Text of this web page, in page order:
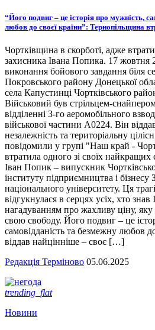
“Його подвиг – це історія про мужність,
любов до своєї країни”: Тернопільщина
Чортківщина в скорботі, адже
захисника Івана Попика. 17 жовтня
виконання бойового завдання біля
Покровського району Донецької
села Капустинці Чортківського
Військовий був стрільцем-
відділенні 3-го аеромобільного
військової частини А0224. Він
незалежність та територіальну
повідомили у групі "Наш край -
втратила одного зі своїх
Іван Попик – випускник
інституту підприємництва і бізнесу
національного університету. Ця
відгукнулася в серцях усіх, хто знав
нагадуванням про жахливу ціну, яку
свою свободу. Його подвиг – це
самовідданість та безмежну любов
віддав найцінніше – своє […]
Редакція Терміново 05.06.2025
trending_flat
Новини